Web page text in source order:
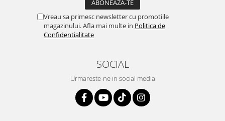
Vreau sa primesc newsletter cu promotiile
magazinului. Afla mai multe in Politica de
Confidentialitate
SOCIAL
Urmareste-ne in social media